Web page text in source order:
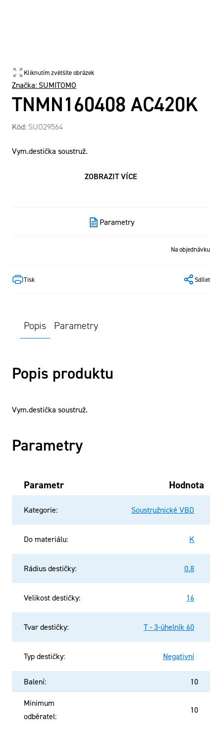
Kliknutím zvětšíte obrázek
TNMN160408 AC420K
Značka: SUMITOMO
Kód: SUO29564
Vym.destička soustruž.
ZOBRAZIT VÍCE
Tisk Sdílet
Na objednávku
Parametry
Popis Parametry
Popis produktu
Vym.destička soustruž.
Parametry
Parametr Hodnota
Kategorie: Soustružnické VBD
Do materiálu: K
Rádius destičky: 0.8
Velikost destičky: 16
Tvar destičky: T - 3-úhelník 60
Typ destičky: Negativní
Balení: 10
Minimum
odběratel:
10